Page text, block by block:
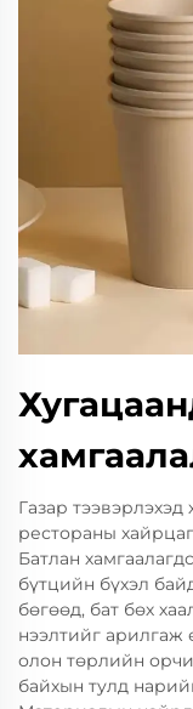
Газар
рестораны
Батлан
бүтцийн бүхэл
бөгөөд, бат бөх
нээлтийг арилгаж
олон төрлийн
байхын тулд